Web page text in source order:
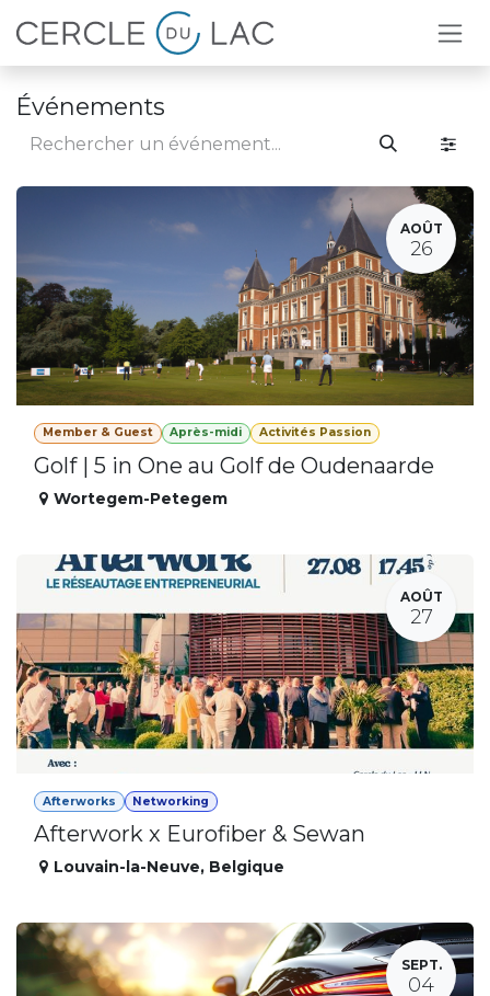
Se rendre au contenu
Événements
AOÛT
26
Member & Guest Après-midi Activités Passion
Golf | 5 in One au Golf de Oudenaarde
Wortegem-Petegem
AOÛT
27
Afterworks Networking
Afterwork x Eurofiber & Sewan
Louvain-la-Neuve, Belgique
SEPT.
04